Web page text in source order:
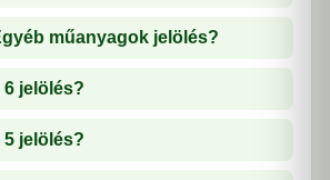
műanyagok jelölés?
6 jelölés?
5 jelölés?